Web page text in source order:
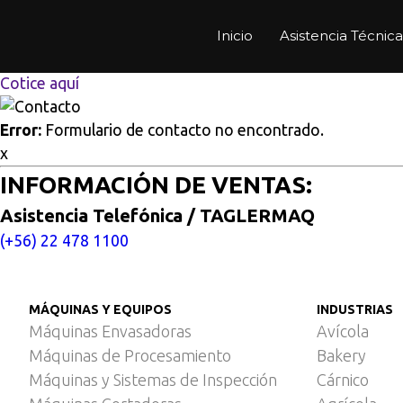
Inicio Asistencia Técnica
Tecnología para
Cotice aquí
Error: Formulario de contacto no encontrado.
x
INFORMACIÓN DE VENTAS:
Asistencia Telefónica / TAGLERMAQ
(+56) 22 478 1100
MÁQUINAS Y EQUIPOS
Máquinas Envasadoras
Máquinas de Procesamiento
Máquinas y Sistemas de Inspección
INDUSTRIAS
Avícola
Bakery
Cárnico